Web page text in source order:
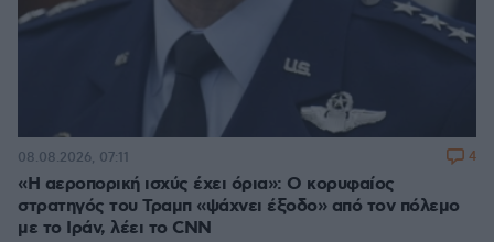
«Η αεροπορική ισχύς έχει όρια»: Ο κορυφαίος
στρατηγός του Τραμπ «ψάχνει έξοδο» από τον πόλεμο
με το Ιράν, λέει το CNN
08.08.2026, 07:11 4